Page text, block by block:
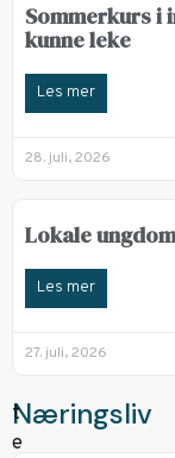
Sommerkurs i
kunne leke
Les mer
28. juli, 2026
Lokale
Les mer
27. juli, 2026
Næringsliv